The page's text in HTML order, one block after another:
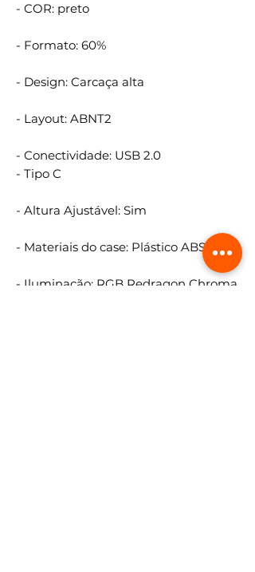
- COR: preto
- Formato: 60%
- Design: Carcaça alta
- Layout: ABNT2
- Conectividade: USB 2.0
- Tipo C
- Altura Ajustável: Sim
- Materiais do case: Plástico ABS
- Iluminação: RGB Redragon Chroma